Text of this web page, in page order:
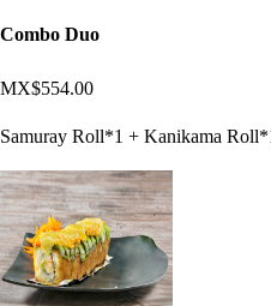
Combo Duo
MX$554.00
Samuray Roll*1 + Kanikama